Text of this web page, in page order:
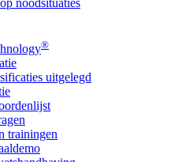
noodsituaties
®
uitgelegd
trainingen